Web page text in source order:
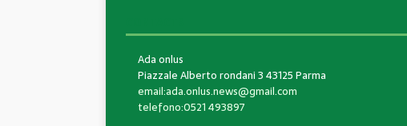
Ada onlus
Piazzale Alberto rondani 3 43125 Parma
email:ada.onlus.news@gmail.com
telefono:0521 493897